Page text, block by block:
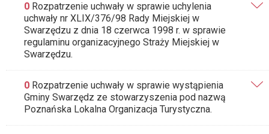
0 Rozpatrzenie uchwały w sprawie uchylenia
uchwały nr XLIX/376/98 Rady Miejskiej w
Swarzędzu z dnia 18 czerwca 1998 r. w sprawie
regulaminu organizacyjnego Straży Miejskiej w
Swarzędzu.
0 Rozpatrzenie uchwały w sprawie wystąpienia
Gminy Swarzędz ze stowarzyszenia pod nazwą
Poznańska Lokalna Organizacja Turystyczna.